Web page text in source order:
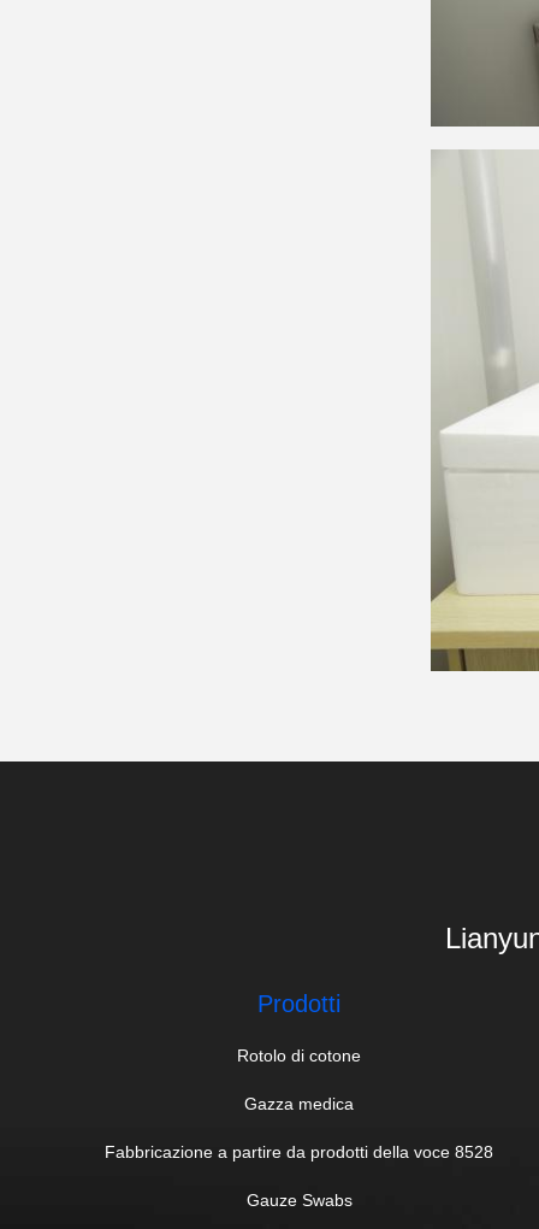
Prodotti
Rotolo di cotone
Gazza medica
Fabbricazione a partire da prodotti della voce 8528
Gauze Swabs